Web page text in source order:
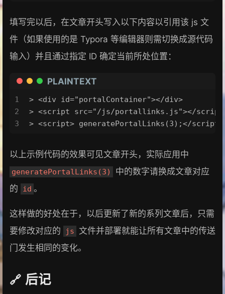
填写完以后，在文章开头写入以下内容以引用该 js 文
件（如果使用的是 Typora 等编辑器则需切换成源代码
输入）并且通过指定 ID 确定当前所处位置：
PLAINTEXT
1
2
3
> <div id="portalContainer"></div>
> <script src="/js/portallinks.js"></
> <script> generatePortalLinks(3);</script>
以上示例代码的效果可见文章开头，实际应用中
generatePortalLinks(3)
中的数字请换成文章对应
的
id 。
这样做的好处在于，以后更新了新的系列文章后，只需
要修改对应的
js 文件并部署就能让所有文章中的传送
门发生相同的变化。
后记